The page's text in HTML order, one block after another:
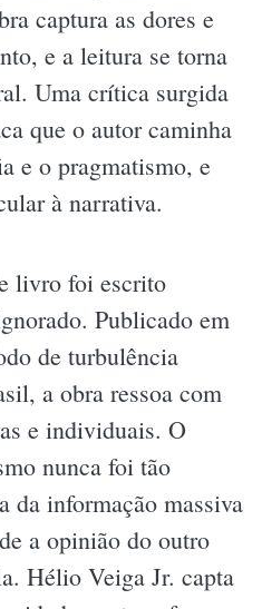
captura as dores e
e a leitura se torna
Uma crítica surgida
que o autor caminha
e o pragmatismo, e
à narrativa.
livro foi escrito
Publicado em
de turbulência
a obra ressoa com
e individuais. O
nunca foi tão
da informação massiva
a opinião do outro
Hélio Veiga Jr. capta